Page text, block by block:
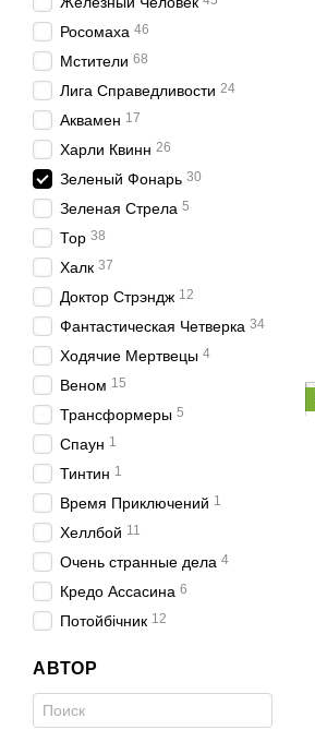
Росомаха 46
Мстители 68
Лига Справедливости 24
Аквамен 17
Харли Квинн 26
Зеленый Фонарь 30
Зеленая Стрела 5
Тор 38
Халк 37
Доктор Стрэндж 12
Фантастическая Четверка 34
Ходячие Мертвецы 4
Веном 15
Трансформеры 5
Спаун 1
Тинтин 1
Время Приключений 1
Хеллбой 11
Очень странные дела 4
Кредо Ассасина 6
Потойбічник 12
АВТОР